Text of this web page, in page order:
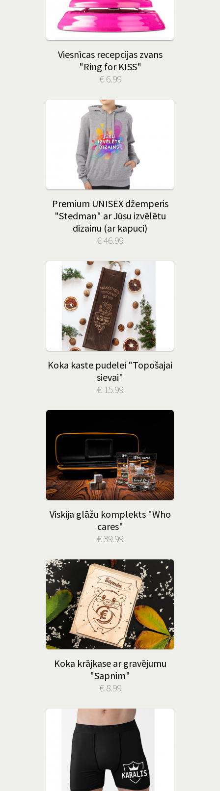
Viesnīcas recepcijas zvans
"Ring for KISS"
€ 6.99
Premium UNISEX džemperis
"Stedman" ar Jūsu izvēlētu
dizainu (ar kapuci)
€ 46.99
Koka kaste pudelei "Topošajai
sievai"
€ 15.99
Viskija glāžu komplekts "Who
cares"
€ 39.99
Koka krājkase ar gravējumu
"Sapnim"
€ 8.99